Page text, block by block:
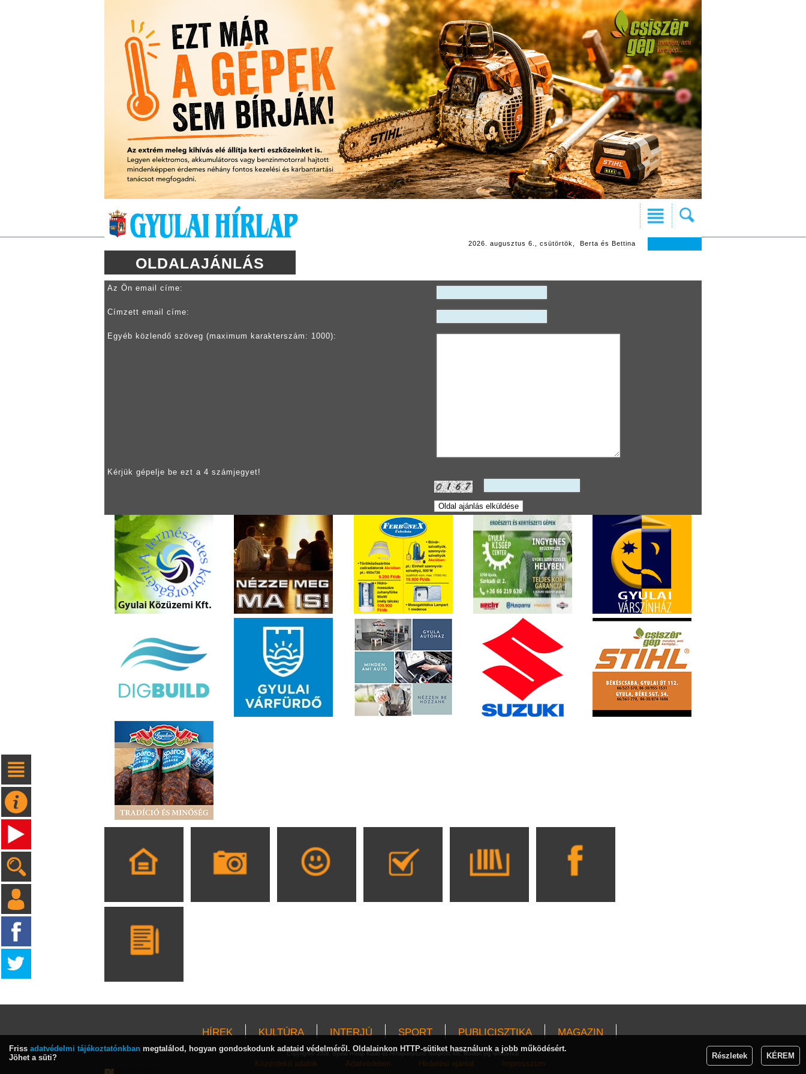
2026. augusztus 6., csütörtök, Berta és Bettina
OLDALAJÁNLÁS
Az Ön email címe:
Címzett email címe:
Egyéb közlendő szöveg (maximum karakterszám: 1000):
Kérjük gépelje be ezt a 4 számjegyet!
HÍREK KULTÚRA INTERJÚ SPORT PUBLICISZTIKA MAGAZIN
Copyright© 2009, Gyulai Hírlap Kiadó és Hírlapterjesztő Nonprofit Kft. Minden jog fenntartva!
Közérdekű adatok Adatvédelem Hirdetési ajánlat Impresszum
Friss adatvédelmi tájékoztatónkban megtalálod, hogyan gondoskodunk adataid védelméről. Oldalainkon HTTP-sütiket használunk a jobb működésért.
Jöhet a süti?
Részletek KÉREM